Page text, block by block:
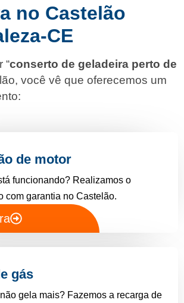
no Castelão
CE
“conserto de geladeira perto de
você vê que oferecemos um
de motor
funcionando? Realizamos o
com garantia no Castelão.
gás
gela mais? Fazemos a recarga de